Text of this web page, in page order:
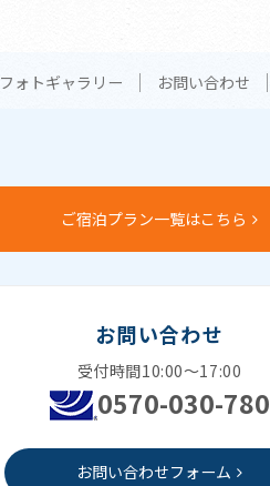
フォトギャラリー お問い合わせ
ご宿泊プラン一覧はこちら
お問い合わせ
受付時間10:00～17:00
0570-030-780
お問い合わせフォーム